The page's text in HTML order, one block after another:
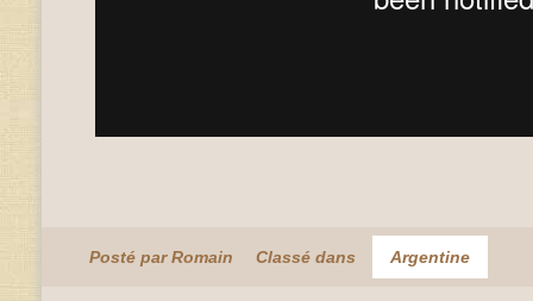
Posté par Romain Classé dans Argentine